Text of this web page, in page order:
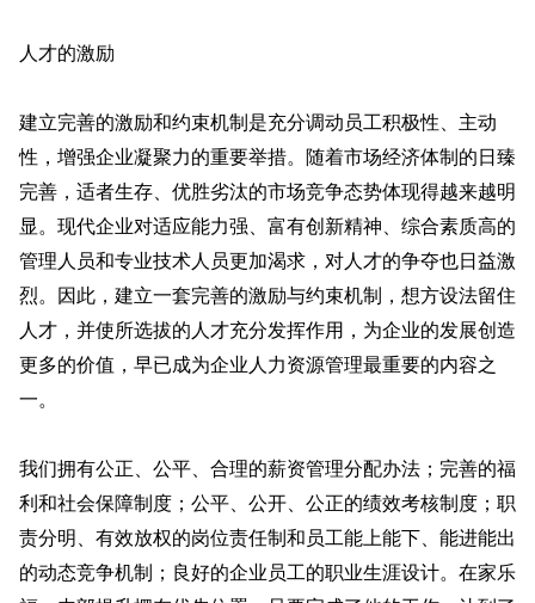
人才的激励
建立完善的激励和约束机制是充分调动员工积极性、主动
性，增强企业凝聚力的重要举措。随着市场经济体制的日臻
完善，适者生存、优胜劣汰的市场竞争态势体现得越来越明
显。现代企业对适应能力强、富有创新精神、综合素质高的
管理人员和专业技术人员更加渴求，对人才的争夺也日益激
烈。因此，建立一套完善的激励与约束机制，想方设法留住
人才，并使所选拔的人才充分发挥作用，为企业的发展创造
更多的价值，早已成为企业人力资源管理最重要的内容之
一。
我们拥有公正、公平、合理的薪资管理分配办法；完善的福
利和社会保障制度；公平、公开、公正的绩效考核制度；职
责分明、有效放权的岗位责任制和员工能上能下、能进能出
的动态竞争机制；良好的企业员工的职业生涯设计。在家乐